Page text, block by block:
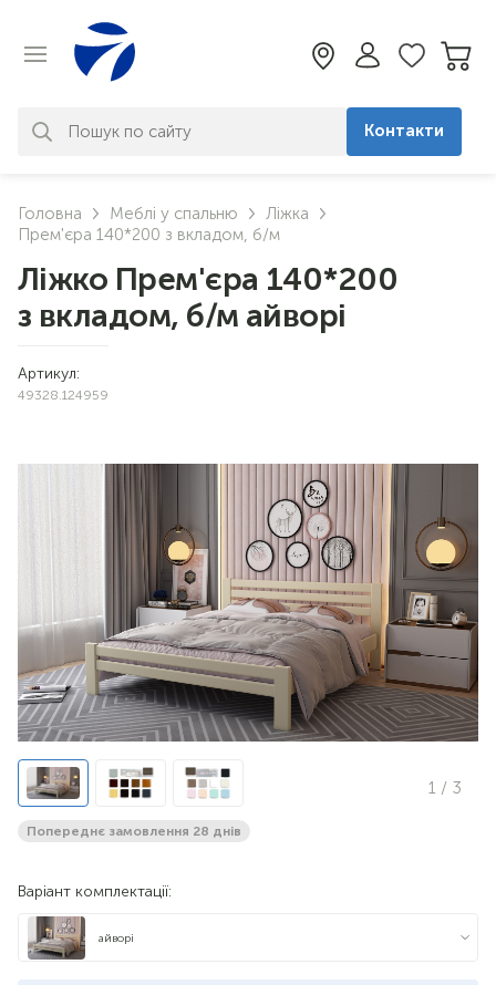
знайдено. Уточніть свій запит
Контакти
Головна Меблі у спальню
Ліжка
Прем'єра 140*200 з вкладом, б/м
Ліжко Прем'єра 140*200
з вкладом, б/м айворі
Артикул:
49328.124959
1 / 3
Попереднє замовлення 28 днів
Варіант комплектації:
айворі